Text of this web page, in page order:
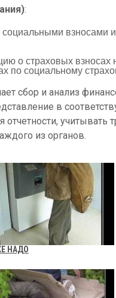
:
взносами
о страховых взносах
по социальному
сбор и анализ
в
учитывать
из органов.
НАДО